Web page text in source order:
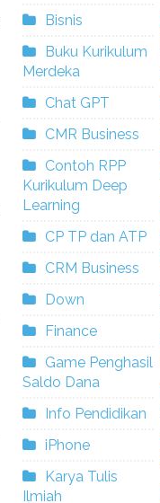
Bisnis
Buku Kurikulum
Merdeka
Chat GPT
CMR Business
Contoh RPP
Kurikulum Deep
Learning
CP TP dan ATP
CRM Business
Down
Finance
Game Penghasil
Saldo Dana
Info Pendidikan
iPhone
Karya Tulis
Ilmiah